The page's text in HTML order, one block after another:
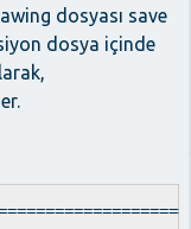
dosyası save
dosya içinde